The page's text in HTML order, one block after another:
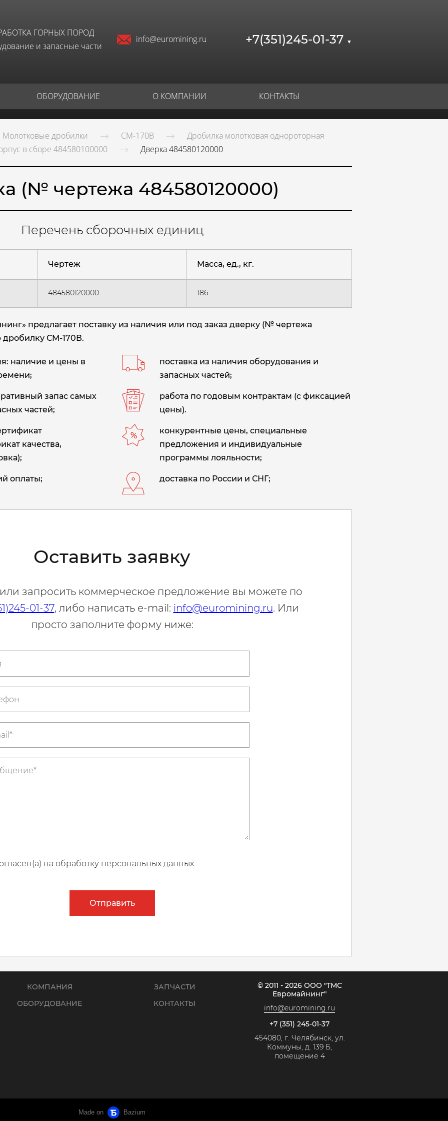
ГОРНЫХ ПОРОД
и запасные части
info@euromining.ru +7(351)245-01-37 ▼
ОБОРУДОВАНИЕ О КОМПАНИИ КОНТАКТЫ
Молотковые дробилки СМ-170В
Дробилка молотковая однороторная
в сборе 484580100000
Дверка 484580120000
(№ чертежа 484580120000)
Перечень сборочных единиц
Чертеж Масса, ед., кг.
484580120000 186
предлагает поставку из наличия или под заказ дверку (№ чертежа
дробилку СМ-170В.
наличие и цены в
поставка из наличия оборудования и
запасных частей;
запас самых
частей;
работа по годовым контрактам (с фиксацией
цены).
качества,
конкурентные цены, специальные
предложения и индивидуальные
программы лояльности;
оплаты; доставка по России и СНГ;
Оставить заявку
запросить коммерческое предложение вы можете по
01-37, либо написать e-mail: info@euromining.ru. Или
просто заполните форму ниже:
на обработку персональных данных.
Отправить
КОМПАНИЯ
ОБОРУДОВАНИЕ
ЗАПЧАСТИ
КОНТАКТЫ
© 2011 - 2026 ООО "ТМС
Евромайнинг"
info@euromining.ru
+7 (351) 245-01-37
454080, г. Челябинск, ул.
Коммуны, д. 139 Б,
помещение 4
Made on Bazium